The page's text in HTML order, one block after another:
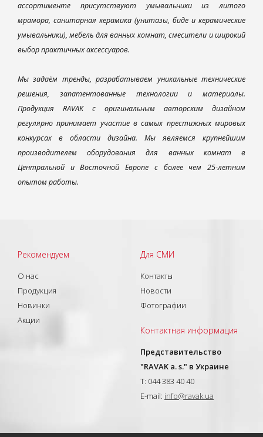
ассортименте присутствуют умывальники из литого
мрамора, санитарная керамика (унитазы, биде и керамические
умывальники), мебель для ванных комнат, смесители и широкий
выбор практичных аксессуаров.
Мы задаём тренды, разрабатываем уникальные технические
решения, запатентованные технологии и материалы.
Продукция RAVAK с оригинальным авторским дизайном
регулярно принимает участие в самых престижных мировых
конкурсах в области дизайна. Мы являемся крупнейшим
производителем оборудования для ванных комнат в
Центральной и Восточной Европе с более чем 25-летним
опытом работы.
Рекомендуем
О нас
Продукция
Новинки
Акции
Для СМИ
Контакты
Новости
Фотографии
Контактная информация
Представительство
"RAVAK a. s." в Украине
T: 044 383 40 40
E-mail: info@ravak.ua